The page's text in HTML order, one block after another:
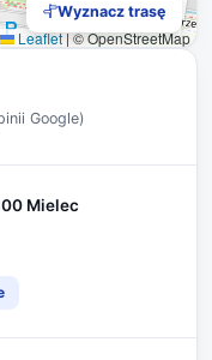
Leaflet|© OpenStreetMap
Wyznacz trasę
Google)
Mielec